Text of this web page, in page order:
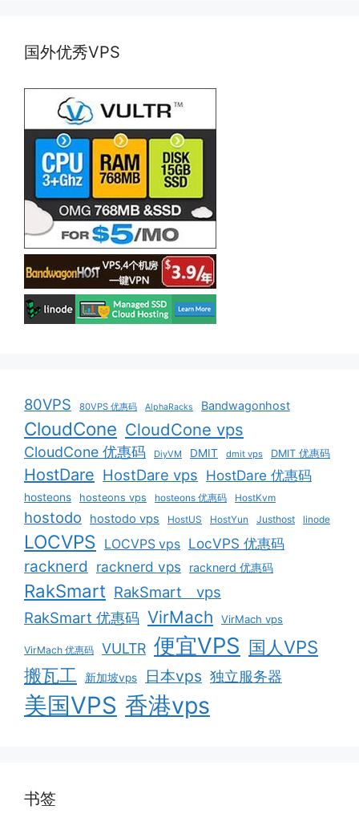
国外优秀VPS
80VPS 80VPS 优惠码 AlphaRacks Bandwagonhost
CloudCone CloudCone vps
CloudCone 优惠码 DiyVM DMIT dmit vps DMIT 优惠码
HostDare HostDare vps HostDare 优惠码
hosteons hosteons vps hosteons 优惠码 HostKvm
hostodo hostodo vps HostUS HostYun Justhost linode
LOCVPS LOCVPS vps LocVPS 优惠码
racknerd racknerd vps racknerd 优惠码
RakSmart RakSmart vps
RakSmart 优惠码 VirMach VirMach vps
VirMach 优惠码 VULTR 便宜VPS 国人VPS
搬瓦工
新加坡vps 日本vps 独立服务器
美国VPS 香港vps
书签